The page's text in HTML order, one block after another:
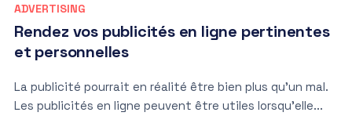
ADVERTISING
Rendez vos publicités en ligne pertinentes
et personnelles
La publicité pourrait en réalité être bien plus qu’un mal.
Les publicités en ligne peuvent être utiles lorsqu’elle...